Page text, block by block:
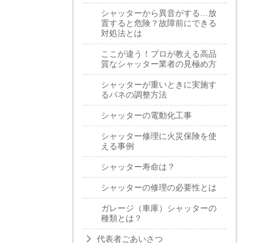
シャッターから異音がする…放
置すると危険？故障前にできる
対処法とは
ここが違う！プロが教える高品
質なシャッター業者の見極め方
シャッターが重いときに実施す
るバネの調整方法
シャッターの電動化工事
シャッター修理に火災保険を使
える事例
シャッター寿命は？
シャッターの修理の必要性とは
ガレージ（車庫）シャッターの
種類とは？
代表者ごあいさつ